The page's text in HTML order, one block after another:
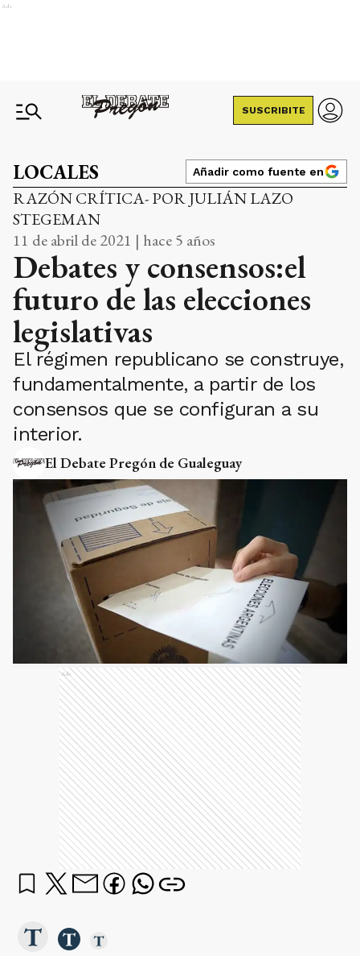
Ads
SUSCRIBITE
LOCALES Añadir como fuente en
RAZÓN CRÍTICA- POR JULIÁN LAZO
STEGEMAN
11 de abril de 2021 | hace 5 años
Debates y consensos:el
futuro de las elecciones
legislativas
El régimen republicano se construye,
fundamentalmente, a partir de los
consensos que se configuran a su
interior.
El Debate Pregón de Gualeguay
Ads